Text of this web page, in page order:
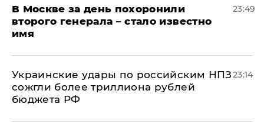
В Москве за день похоронили
второго генерала – стало известно
имя
23:49
Украинские удары по российским НПЗ
сожгли более триллиона рублей
бюджета РФ
23:14